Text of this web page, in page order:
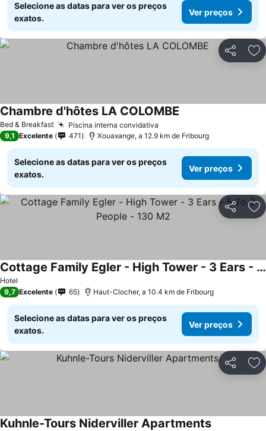
Selecione as datas para ver os preços
exatos.
Ver preços
Partilhar
Bed & Breakfast Piscina interna convidativa
Chambre d'hôtes LA COLOMBE
9,1 Excelente 471 Xouaxange, a 12.9 km de Fribourg
Selecione as datas para ver os preços
exatos.
Ver preços
Partilhar
Hotel
Cottage Family Egler - High Tower - 3 Ears - 5 To 6 People - 130 M2
9,7 Excelente 65 Haut-Clocher, a 10.4 km de Fribourg
Selecione as datas para ver os preços
exatos.
Ver preços
Partilhar
Kuhnle-Tours Niderviller Apartments